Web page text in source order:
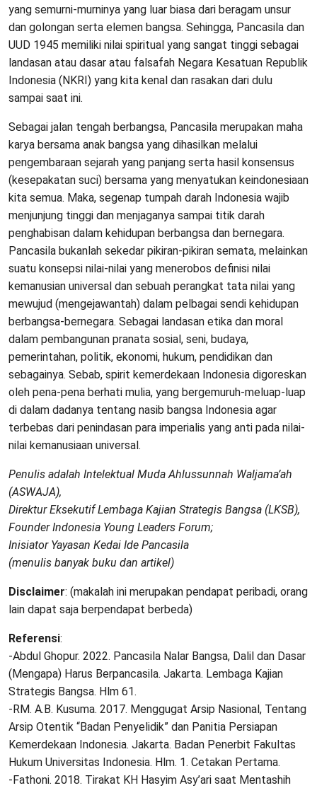
yang semurni-murninya yang luar biasa dari beragam unsur
dan golongan serta elemen bangsa. Sehingga, Pancasila dan
UUD 1945 memiliki nilai spiritual yang sangat tinggi sebagai
landasan atau dasar atau falsafah Negara Kesatuan Republik
Indonesia (NKRI) yang kita kenal dan rasakan dari dulu
sampai saat ini.
Sebagai jalan tengah berbangsa, Pancasila merupakan maha
karya bersama anak bangsa yang dihasilkan melalui
pengembaraan sejarah yang panjang serta hasil konsensus
(kesepakatan suci) bersama yang menyatukan keindonesiaan
kita semua. Maka, segenap tumpah darah Indonesia wajib
menjunjung tinggi dan menjaganya sampai titik darah
penghabisan dalam kehidupan berbangsa dan bernegara.
Pancasila bukanlah sekedar pikiran-pikiran semata, melainkan
suatu konsepsi nilai-nilai yang menerobos definisi nilai
kemanusian universal dan sebuah perangkat tata nilai yang
mewujud (mengejawantah) dalam pelbagai sendi kehidupan
berbangsa-bernegara. Sebagai landasan etika dan moral
dalam pembangunan pranata sosial, seni, budaya,
pemerintahan, politik, ekonomi, hukum, pendidikan dan
sebagainya. Sebab, spirit kemerdekaan Indonesia digoreskan
oleh pena-pena berhati mulia, yang bergemuruh-meluap-luap
di dalam dadanya tentang nasib bangsa Indonesia agar
terbebas dari penindasan para imperialis yang anti pada nilai-
nilai kemanusiaan universal.
Penulis adalah Intelektual Muda Ahlussunnah Waljama’ah
(ASWAJA),
Direktur Eksekutif Lembaga Kajian Strategis Bangsa (LKSB),
Founder Indonesia Young Leaders Forum;
Inisiator Yayasan Kedai Ide Pancasila
(menulis banyak buku dan artikel)
Disclaimer: (makalah ini merupakan pendapat peribadi, orang
lain dapat saja berpendapat berbeda)
Referensi:
-Abdul Ghopur. 2022. Pancasila Nalar Bangsa, Dalil dan Dasar
(Mengapa) Harus Berpancasila. Jakarta. Lembaga Kajian
Strategis Bangsa. Hlm 61.
-RM. A.B. Kusuma. 2017. Menggugat Arsip Nasional, Tentang
Arsip Otentik “Badan Penyelidik” dan Panitia Persiapan
Kemerdekaan Indonesia. Jakarta. Badan Penerbit Fakultas
Hukum Universitas Indonesia. Hlm. 1. Cetakan Pertama.
-Fathoni. 2018. Tirakat KH Hasyim Asy’ari saat Mentashih